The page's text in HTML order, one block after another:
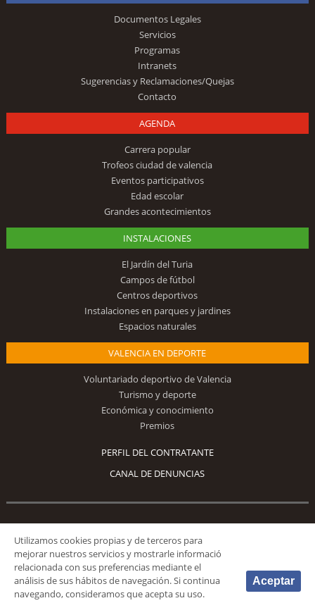
Documentos Legales
Servicios
Programas
Intranets
Sugerencias y Reclamaciones/Quejas
Contacto
AGENDA
Carrera popular
Trofeos ciudad de valencia
Eventos participativos
Edad escolar
Grandes acontecimientos
INSTALACIONES
El Jardín del Turia
Campos de fútbol
Centros deportivos
Instalaciones en parques y jardines
Espacios naturales
VALENCIA EN DEPORTE
Voluntariado deportivo de Valencia
Turismo y deporte
Económica y conocimiento
Premios
PERFIL DEL CONTRATANTE
CANAL DE DENUNCIAS
Síguenos
Utilizamos cookies propias y de terceros para
mejorar nuestros servicios y mostrarle informació
relacionada con sus preferencias mediante el
análisis de sus hábitos de navegación. Si continua
navegando, consideramos que acepta su uso.
Aceptar